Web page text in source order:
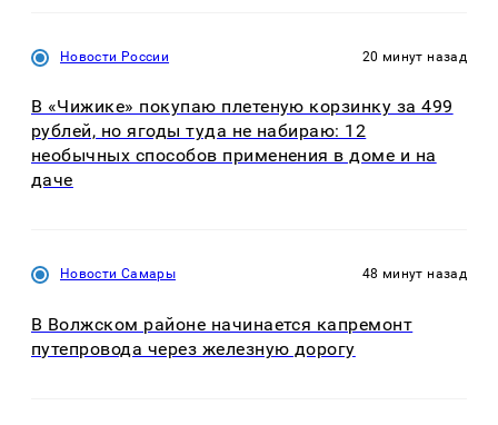
Новости России 20 минут назад
В «Чижике» покупаю плетеную корзинку за 499
рублей, но ягоды туда не набираю: 12
необычных способов применения в доме и на
даче
Новости Самары 48 минут назад
В Волжском районе начинается капремонт
путепровода через железную дорогу